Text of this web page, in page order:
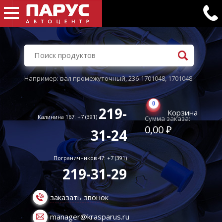
Например:вал промежуточный,236-1701048,1701048
Калинина 167: +7 (391) 219-
31-24
Пограничников 47: +7 (391)
219-31-29
заказать звонок
manager@krasparus.ru
0
Корзина
Сумма заказа:
0,00 ₽